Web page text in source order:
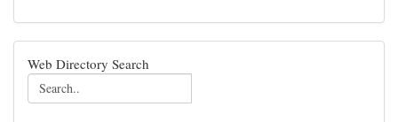
Web Directory Search